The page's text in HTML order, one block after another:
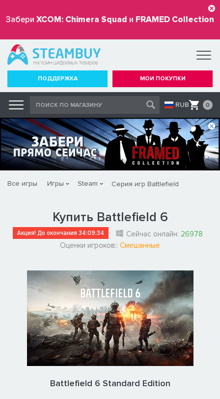
Забери XCOM: Chimera Squad и FRAMED Collection
бесплатно
ПОДДЕРЖКА МОИ ПОКУПКИ
RUB 0
Все игры Игры Steam Серия игр Battlefield
Купить Battlefield 6
Акция! До окончания34:09:33 Сейчас онлайн: 26978
Оценки игроков:: Смешанные
Battlefield 6 Standard Edition